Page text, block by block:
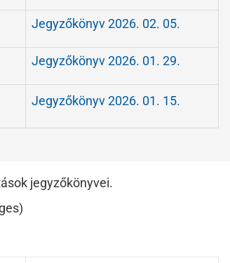
Jegyzőkönyv 2026. 02. 05.
Jegyzőkönyv 2026. 01. 29.
Jegyzőkönyv 2026. 01. 15.
jegyzőkönyvei.